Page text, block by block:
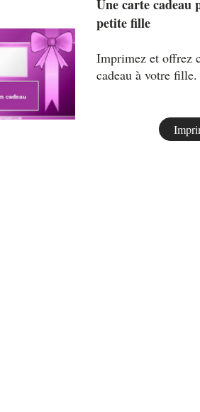
Une carte cadeau
petite fille
Imprimez et offrez
cadeau à votre fille.